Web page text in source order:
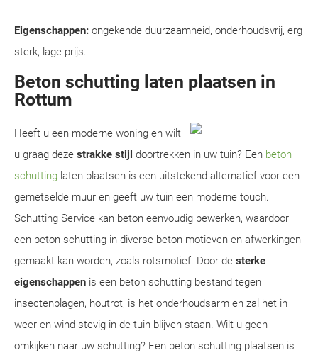
Eigenschappen: ongekende duurzaamheid, onderhoudsvrij, erg
sterk, lage prijs.
Beton schutting laten plaatsen in
Rottum
Heeft u een moderne woning en wilt
u graag deze strakke stijl doortrekken in uw tuin? Een beton
schutting laten plaatsen is een uitstekend alternatief voor een
gemetselde muur en geeft uw tuin een moderne touch.
Schutting Service kan beton eenvoudig bewerken, waardoor
een beton schutting in diverse beton motieven en afwerkingen
gemaakt kan worden, zoals rotsmotief. Door de sterke
eigenschappen is een beton schutting bestand tegen
insectenplagen, houtrot, is het onderhoudsarm en zal het in
weer en wind stevig in de tuin blijven staan. Wilt u geen
omkijken naar uw schutting? Een beton schutting plaatsen is